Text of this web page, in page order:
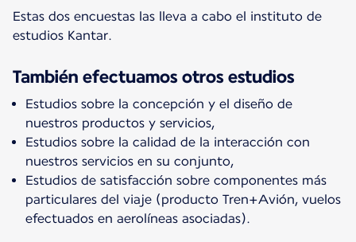
Estas dos encuestas las lleva a cabo el instituto de
estudios Kantar.
También efectuamos otros estudios
Estudios sobre la concepción y el diseño de
nuestros productos y servicios,
Estudios sobre la calidad de la interacción con
nuestros servicios en su conjunto,
Estudios de satisfacción sobre componentes más
particulares del viaje (producto Tren+Avión, vuelos
efectuados en aerolíneas asociadas).